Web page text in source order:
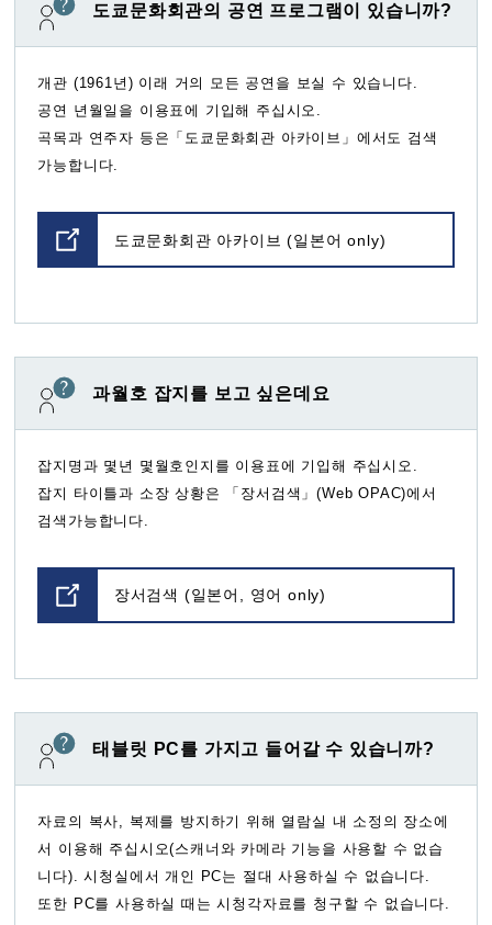
도쿄문화회관의 공연 프로그램이 있습니까?
개관 (1961년) 이래 거의 모든 공연을 보실 수 있습니다.
공연 년월일을 이용표에 기입해 주십시오.
곡목과 연주자 등은「도쿄문화회관 아카이브」에서도 검색
가능합니다.
도쿄문화회관 아카이브 (일본어 only)
과월호 잡지를 보고 싶은데요
잡지명과 몇년 몇월호인지를 이용표에 기입해 주십시오.
잡지 타이틀과 소장 상황은 「장서검색」(Web OPAC)에서
검색가능합니다.
장서검색 (일본어, 영어 only)
태블릿 PC를 가지고 들어갈 수 있습니까?
자료의 복사, 복제를 방지하기 위해 열람실 내 소정의 장소에
서 이용해 주십시오(스캐너와 카메라 기능을 사용할 수 없습
니다). 시청실에서 개인 PC는 절대 사용하실 수 없습니다.
또한 PC를 사용하실 때는 시청각자료를 청구할 수 없습니다.